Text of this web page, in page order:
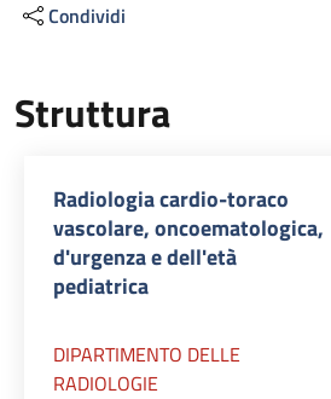
Condividi
Struttura
Radiologia cardio-toraco
vascolare, oncoematologica,
d'urgenza e dell'età
pediatrica
DIPARTIMENTO DELLE
RADIOLOGIE